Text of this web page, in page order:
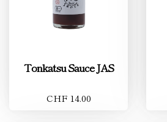
Tonkatsu Sauce JAS
CHF 14.00